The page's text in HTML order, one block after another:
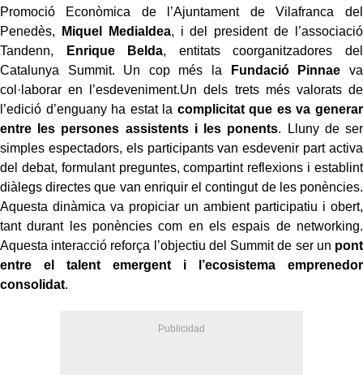
Promoció Econòmica de l’Ajuntament de Vilafranca del
Penedès,
Miquel Medialdea, i del president de l’associació
Tandenn,
Enrique Belda, entitats coorganitzadores del
Catalunya Summit. Un cop més la
Fundació Pinnae va
col·laborar en l’esdeveniment.Un dels trets més valorats de
l’edició d’enguany ha estat la complicitat que es va generar
entre les persones assistents i les ponents. Lluny de ser
simples espectadors, els participants van esdevenir part activa
del debat, formulant preguntes, compartint reflexions i establint
diàlegs directes que van enriquir el contingut de les ponències.
Aquesta dinàmica va propiciar un ambient participatiu i obert,
tant durant les ponències com en els espais de networking.
Aquesta interacció reforça l’objectiu del Summit de ser un pont
entre el talent emergent i l’ecosistema emprenedor
consolidat.